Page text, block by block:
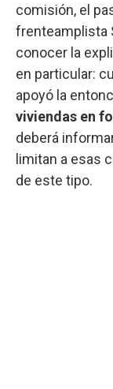
comisión, el
frenteamplista
conocer la
en particular:
apoyó la
viviendas en
deberá
limitan a esas
de este tipo.